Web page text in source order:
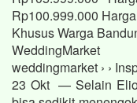
Rp100.999.000
Khusus Warga
WeddingMarket
weddingmarket › ›
23 Okt — Selain